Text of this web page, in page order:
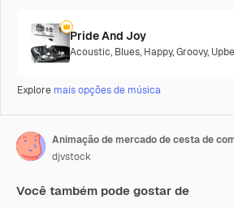
Pride And Joy
Acoustic, Blues, Happy,Groovy,
Explore mais opções de música
Animação de mercado de cesta de
djvstock
Você também pode gostar de